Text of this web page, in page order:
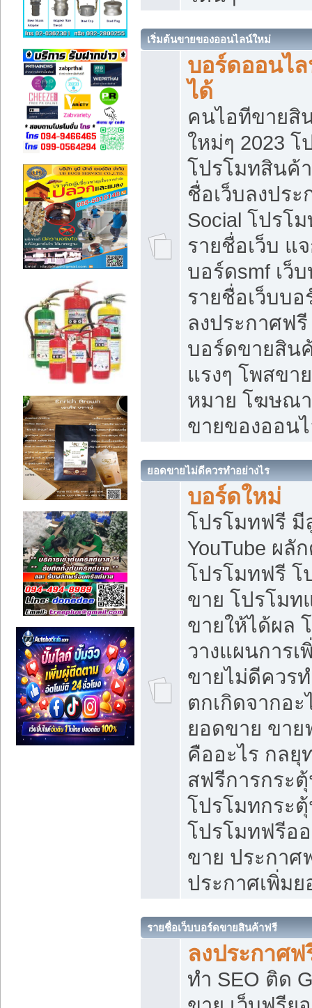
เริ่มต้นขายของออนไลน์ใหม่
บอร์ดออนไ
ได้
คนไอทีขายสิ
ใหม่ๆ 2023
โปรโมทสินค้
ชื่อเว็บลงปร
Social โปรโ
รายชื่อเว็บ แ
บอร์ดsmf เว็
รายชื่อเว็บบ
ลงประกาศฟรี
บอร์ดขายสิน
แรงๆ โพสขา
หมาย โฆษณ
ขายของออน
ยอดขายไม่ดีควรทำอย่างไร
บอร์ดใหม่
โปรโมทฟรี มี
YouTube ผลั
โปรโมทฟรี โ
ขาย โปรโมท
ขายให้ได้ผล
วางแผนการ
ขายไม่ดีควร
ตกเกิดจากอะ
ยอดขาย ขาย
คืออะไร กลยุ
สฟรีการกระ
โปรโมทกระ
โปรโมทฟรีอ
ขาย ประกาศ
ประกาศเพิ่ม
รายชื่อเว็บบอร์ดขายสินค้าฟรี
ลงประกาศฟ
ทำ SEO ติด